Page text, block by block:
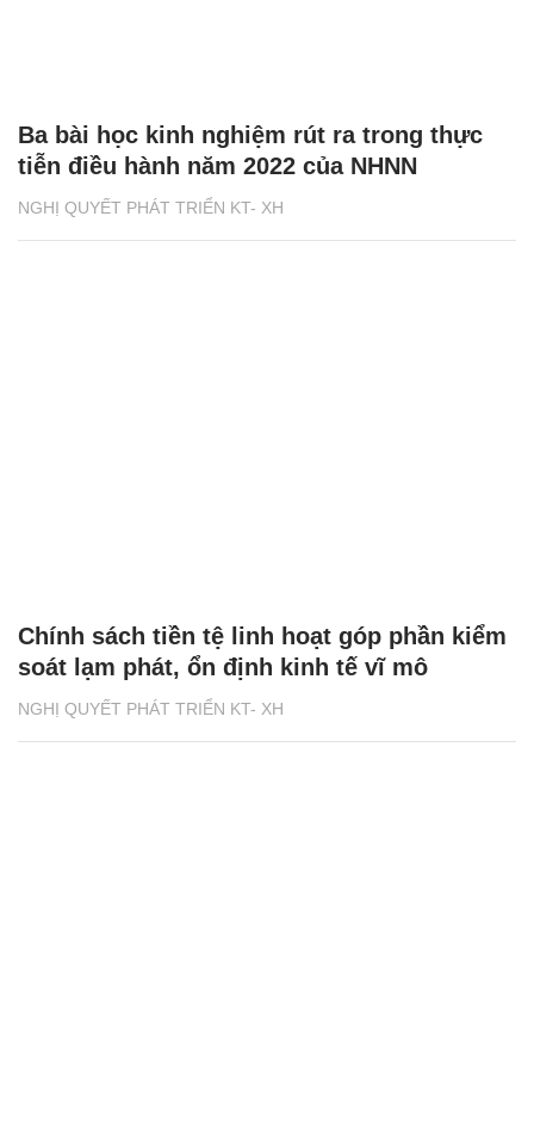
NGHỊ QUYẾT PHÁT TRIỂN KT- XH
Ba bài học kinh nghiệm rút ra trong thực
tiễn điều hành năm 2022 của NHNN
NGHỊ QUYẾT PHÁT TRIỂN KT- XH
Chính sách tiền tệ linh hoạt góp phần kiểm
soát lạm phát, ổn định kinh tế vĩ mô